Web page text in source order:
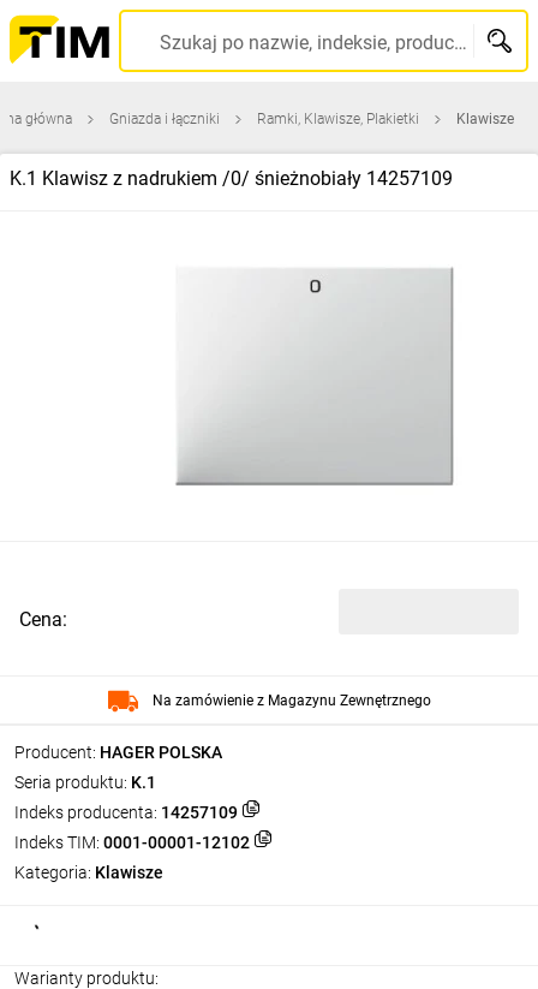
Szukaj po nazwie, indeksie, producencie, kodzie kreskowym...
główna Gniazda i łączniki Ramki, Klawisze, Plakietki Klawisze
K.1 Klawisz z nadrukiem /0/ śnieżnobiały 14257109
Producent: HAGER POLSKA
Seria produktu: K.1
Indeks producenta: 14257109
Indeks TIM: 0001-00001-12102
Kategoria: Klawisze
Warianty produktu:
Cena:
Na zamówienie z Magazynu Zewnętrznego